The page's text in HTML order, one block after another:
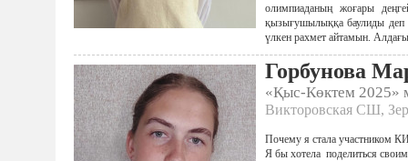
олимпиаданың жоғары
қызығушылыққа баулиды
үлкен рахмет айтамын.
Горбунова
«Қыс-Көктем 2025»
Викторовская СШ,
Почему я стала участником
Я бы хотела поделиться